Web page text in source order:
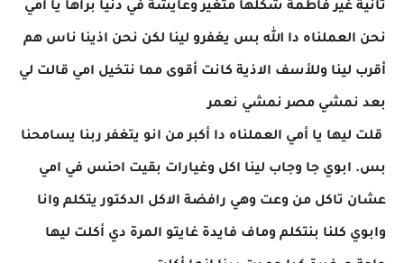
تانية غير فاطمة شكلها متغير وعايشة في دنيا براها يا أمي
نحن العملناه دا الله بس يغفرو لينا لكن نحن اذينا ناس هم
أقرب لينا وللأسف الاذية كانت أقوى مما نتخيل امي قالت لي
بعد نمشي مصر نمشي نعمر
قلت ليها يا أمي العملناه دا أكبر من انو يتغفر ربنا يسامحنا
بس. ابوي جا وجاب لينا اكل وغيارات بقيت احنس في امي
عشان تاكل من وعت وهي رافضة الاكل الدكتور يتكلم وانا
وابوي كلنا بنتكلم وماف فايدة غايتو المرة دي أكلت ليها